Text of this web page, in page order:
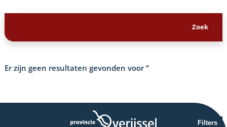
Er zijn geen resultaten gevonden voor‘’
Filters